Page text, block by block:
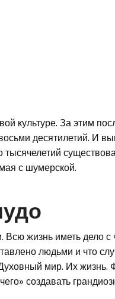
культуре. За этим
десятилетий. И
с шумерской.
Всю жизнь иметь дело
людьми и что
мир. Их жизнь.
создавать